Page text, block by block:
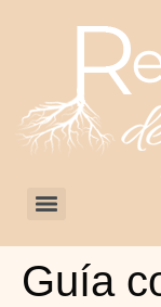
Guía